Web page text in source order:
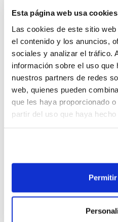
Esta página web usa cookies
Las cookies de este sitio
el contenido y los anuncios,
sociales y analizar el tráfico.
información sobre el uso que
nuestros partners de redes
web, quienes pueden
que les haya proporcionado
partir del uso que haya
Este passat cap de
concentració de
CD Salesians Villena.
toc abans d'afrontar
serà una concentració